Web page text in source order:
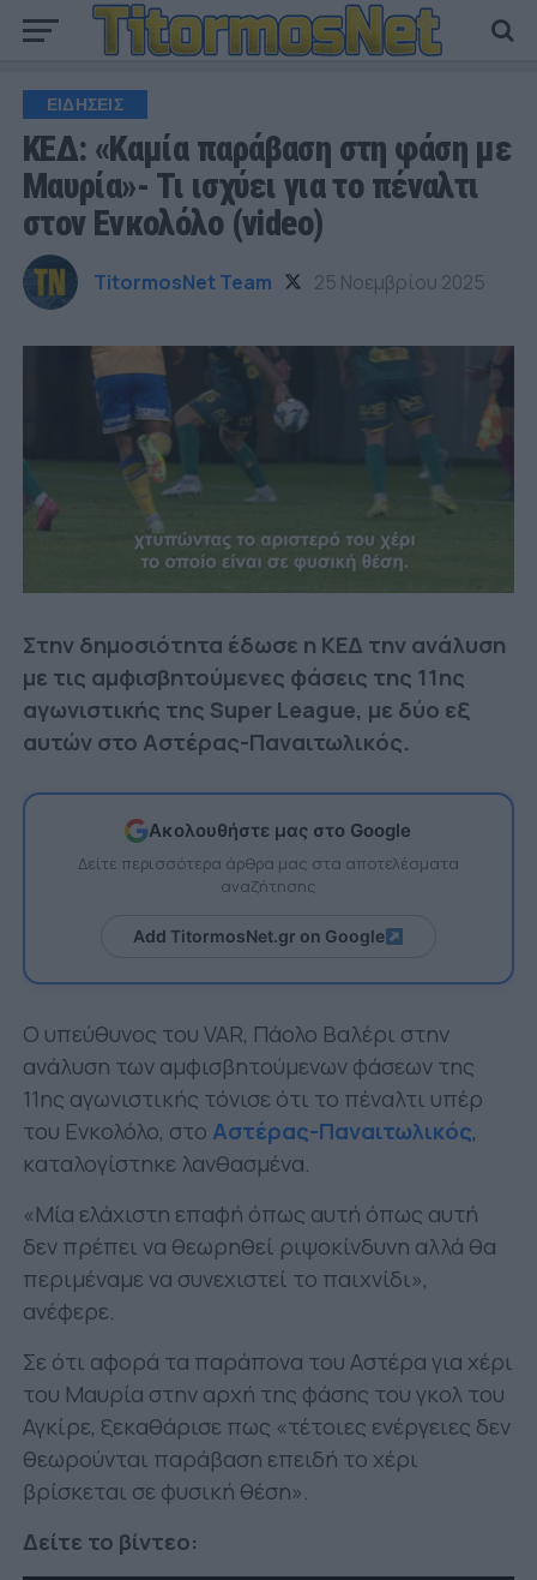
ΕΙΔΗΣΕΙΣ
ΚΕΔ: «Καμία παράβαση στη φάση με
Μαυρία»- Τι ισχύει για το πέναλτι
στον Ενκολόλο (video)
TitormosNet Team 25 Νοεμβρίου 2025
Στην δημοσιότητα έδωσε η ΚΕΔ την ανάλυση
με τις αμφισβητούμενες φάσεις της 11ης
αγωνιστικής της Super League, με δύο εξ
αυτών στο Αστέρας-Παναιτωλικός.
Ακολουθήστε μας στο Google
Δείτε περισσότερα άρθρα μας στα αποτελέσματα
αναζήτησης
Add TitormosNet.gr on Google
Ο υπεύθυνος του VAR, Πάολο Βαλέρι στην
ανάλυση των αμφισβητούμενων φάσεων της
11ης αγωνιστικής τόνισε ότι το πέναλτι υπέρ
του Ενκολόλο, στο Αστέρας-Παναιτωλικός,
καταλογίστηκε λανθασμένα.
«Μία ελάχιστη επαφή όπως αυτή όπως αυτή
δεν πρέπει να θεωρηθεί ριψοκίνδυνη αλλά θα
περιμέναμε να συνεχιστεί το παιχνίδι»,
ανέφερε.
Σε ότι αφορά τα παράπονα του Αστέρα για χέρι
του Μαυρία στην αρχή της φάσης του γκολ του
Αγκίρε, ξεκαθάρισε πως «τέτοιες ενέργειες δεν
θεωρούνται παράβαση επειδή το χέρι
βρίσκεται σε φυσική θέση».
Δείτε το βίντεο: